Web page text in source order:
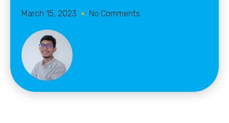
March 15, 2023 No Comments